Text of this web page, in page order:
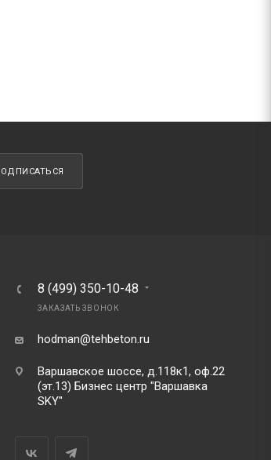
8 (499) 350-10-48
ЗАКАЗАТЬ ЗВОНОК
hodman@tehbeton.ru
Варшавское шоссе, д.118к1, оф.22
(эт.13) Бизнес центр "Варшавка
SKY"